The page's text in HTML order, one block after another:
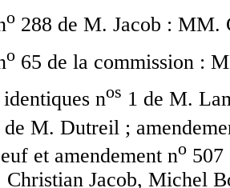
o 288 de M. Jacob : MM.
o 65 de la commission :
nos 1 de M.
M. Dutreil ;
et amendement no 507
Jacob, Michel